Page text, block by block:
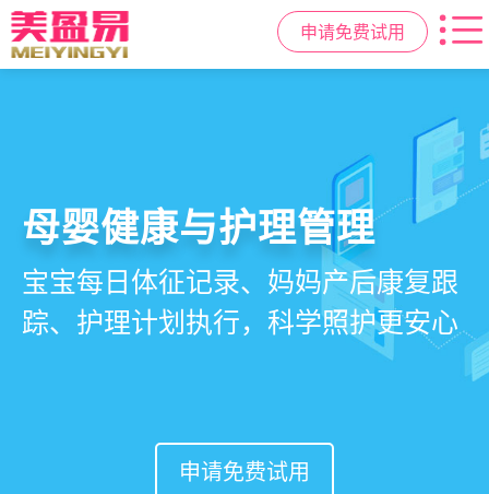
申请免费试用
智慧月子中心管理系统
一站式解决月子中心入住、护理、
餐饮、会员、财务、营销全流程管
理
申请免费试用
母婴健康与护理管理
宝宝每日体征记录、妈妈产后康复跟
踪、护理计划执行，科学照护更安心
申请免费试用
房态与预约管理
在线选房、预约入住、智能排房、资
源调度，提升入住率与客户满意度
申请免费试用
会员营销与智能锁客
会员积分、套餐定制、精准营销、客
户关怀，提升复购与转介绍
申请免费试用